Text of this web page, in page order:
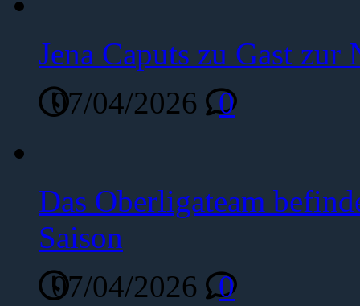
Jena Caputs zu Gast zur
07/04/2026
0
Das Oberligateam
Saison
07/04/2026
0